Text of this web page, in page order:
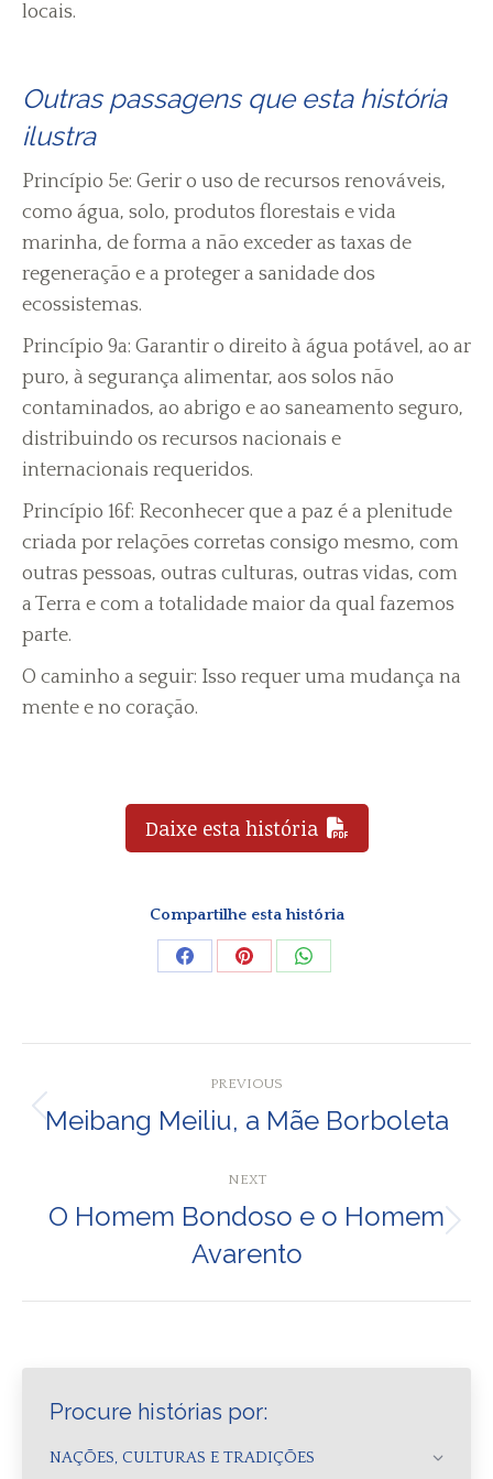
locais.
Outras passagens que esta história
ilustra
Princípio 5e: Gerir o uso de recursos renováveis,
como água, solo, produtos florestais e vida
marinha, de forma a não exceder as taxas de
regeneração e a proteger a sanidade dos
ecossistemas.
Princípio 9a: Garantir o direito à água potável, ao ar
puro, à segurança alimentar, aos solos não
contaminados, ao abrigo e ao saneamento seguro,
distribuindo os recursos nacionais e
internacionais requeridos.
Princípio 16f: Reconhecer que a paz é a plenitude
criada por relações corretas consigo mesmo, com
outras pessoas, outras culturas, outras vidas, com
a Terra e com a totalidade maior da qual fazemos
parte.
O caminho a seguir: Isso requer uma mudança na
mente e no coração.
Daixe esta história
Compartilhe esta história
Share
Share
Share
navigation
PREVIOUS
Previous
Meibang Meiliu, a Mãe Borboleta
NEXT
post:
O Homem Bondoso e o Homem
Avarento
Procure histórias por:
NAÇÕES, CULTURAS E TRADIÇÕES